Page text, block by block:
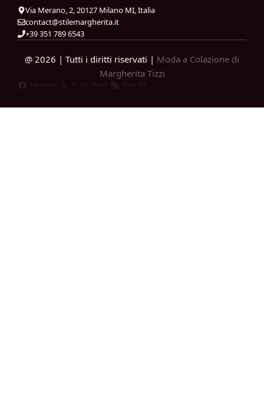
Via Merano, 2, 20127 Milano MI, Italia
contact@stilemargherita.it
+39 351 789 6543
@ 2026 | Tutti i diritti riservati | Moda a Colazione di
Margherita Tizzi
Facebook X News Feed RSS